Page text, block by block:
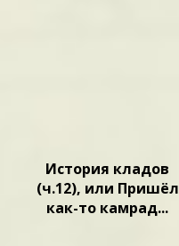
История кладов
(ч.12), или Пришёл
как-то камрад...